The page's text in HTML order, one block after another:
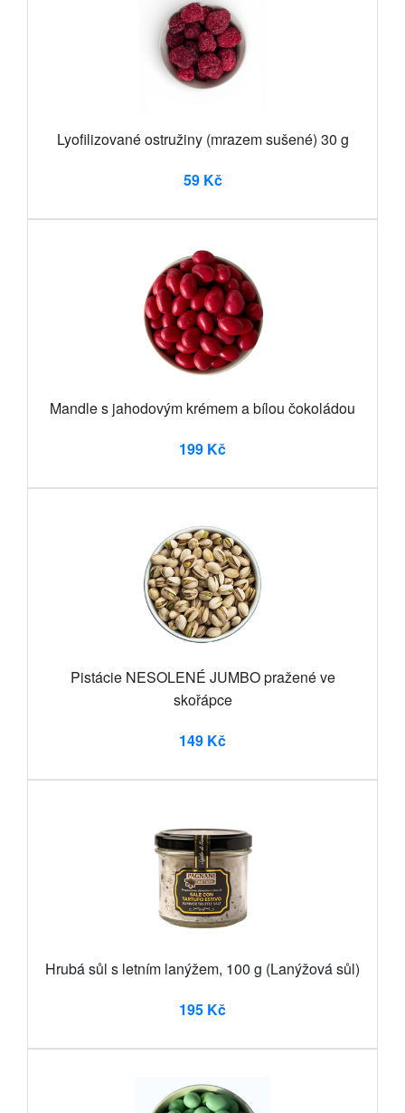
Lyofilizované ostružiny (mrazem sušené) 30 g
59 Kč
Mandle s jahodovým krémem a bílou čokoládou
199 Kč
Pistácie NESOLENÉ JUMBO pražené ve
skořápce
149 Kč
Hrubá sůl s letním lanýžem, 100 g (Lanýžová sůl)
195 Kč